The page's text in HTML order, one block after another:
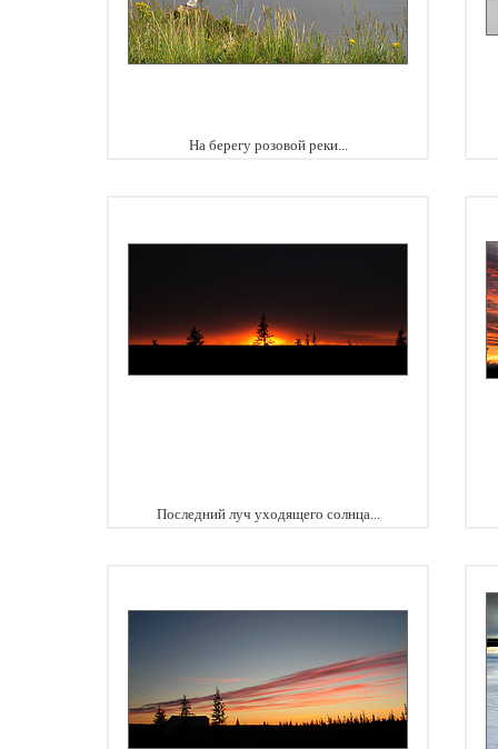
На берегу розовой реки...
Последний луч уходящего солнца...